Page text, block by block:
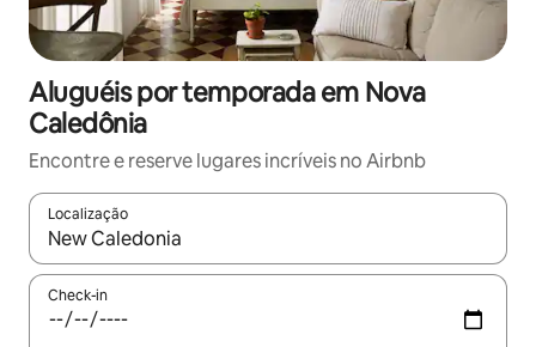
Aluguéis por temporada em Nova
Caledônia
Encontre e reserve lugares incríveis no Airbnb
Localização
Quando os resultados estiverem disponíveis, explore-os
Check-in